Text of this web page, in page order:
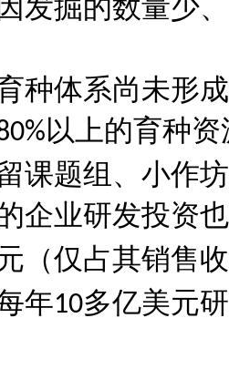
发掘的数量少
种体系尚未形
以上的育种
课题组、小作
企业研发投资
（仅占其销售
年10多亿美元